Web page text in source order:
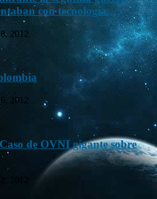
con tecnología...
2012
2012
de OVNI gigante sobre